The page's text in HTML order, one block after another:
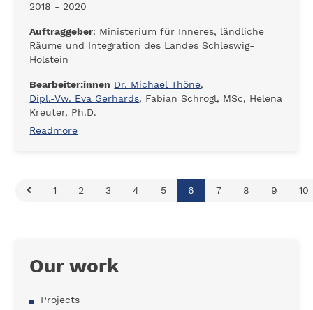
2018 - 2020
Auftraggeber: Ministerium für Inneres, ländliche
Räume und Integration des Landes Schleswig-
Holstein
Bearbeiter:innen Dr. Michael Thöne,
Dipl.-Vw. Eva Gerhards, Fabian Schrogl, MSc, Helena
Kreuter, Ph.D.
Readmore
1 2 3 4 5 6 7 8 9 10
Our work
Projects